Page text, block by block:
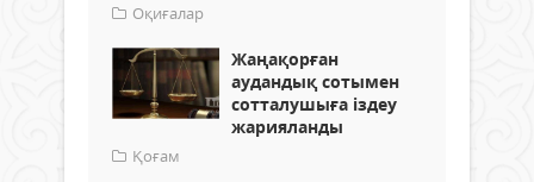
Оқиғалар
Жаңақорған
аудандық сотымен
сотталушыға іздеу
жарияланды
Қоғам